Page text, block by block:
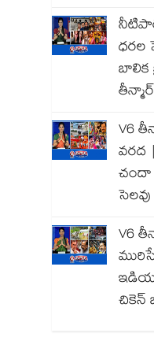
ధరల
బాలిక
తీన్మార్
V6
వరద |
చందా
సెలవు
V6
చికెన్